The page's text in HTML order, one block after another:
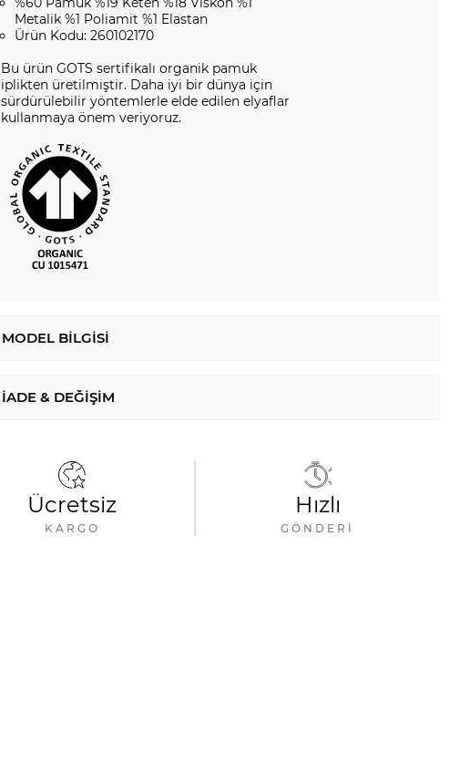
Metalik %1 Poliamit %1 Elastan
Ürün Kodu: 260102170
Bu ürün GOTS sertifikalı organik pamuk
iplikten üretilmiştir. Daha iyi bir dünya için
sürdürülebilir yöntemlerle elde edilen elyaflar
kullanmaya önem veriyoruz.
MODEL BILGISI
İADE & DEĞIŞIM
Ücretsiz
KARGO
Hızlı
GÖNDERI